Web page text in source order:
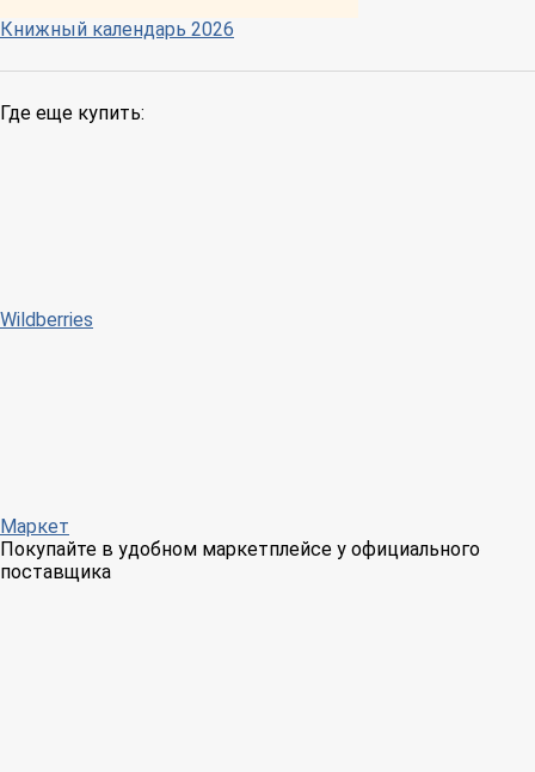
Книжный календарь 2026
Где еще купить:
Wildberries
Маркет
Покупайте в удобном маркетплейсе у официального
поставщика